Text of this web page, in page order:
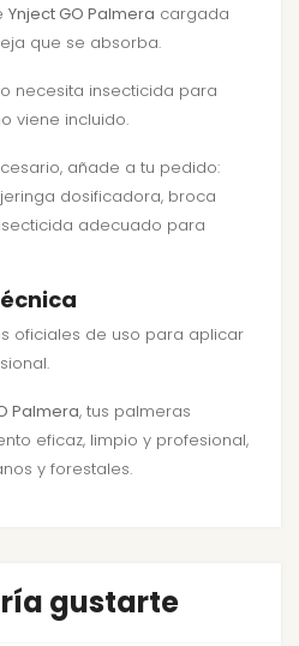
Ynject GO Palmera cargada
que se absorba.
necesita insecticida para
viene incluido.
añade a tu pedido:
jeringa dosificadora, broca
adecuado para
oficiales de uso para aplicar
Palmera, tus palmeras
eficaz, limpio y profesional,
y forestales.
gustarte